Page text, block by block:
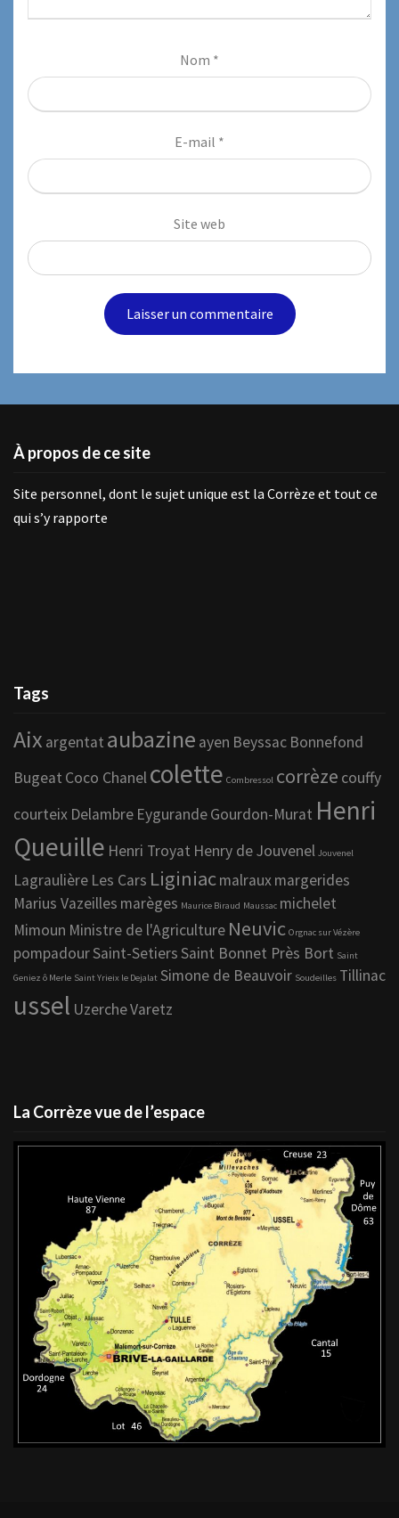
Nom *
E-mail *
Site web
À propos de ce site
Site personnel, dont le sujet unique est la Corrèze et tout ce
qui s’y rapporte
Tags
Aix argentat aubazine ayen Beyssac Bonnefond
Bugeat Coco Chanelcolette Combressol corrèze couffy
courteix Delambre EygurandeGourdon-Murat Henri
Queuille Henri Troyat Henry de Jouvenel Jouvenel
Lagraulière Les Cars Liginiacmalrauxmargerides
Marius Vazeilles marèges Maurice Biraud Maussac michelet
Mimoun Ministre de l'Agriculture Neuvic Orgnac sur Vézère
pompadourSaint-SetiersSaint Bonnet Près Bort Saint
Geniez ô Merle Saint Yrieix le Dejalat Simone de Beauvoir Soudeilles Tillinac
ussel UzercheVaretz
La Corrèze vue de l’espace